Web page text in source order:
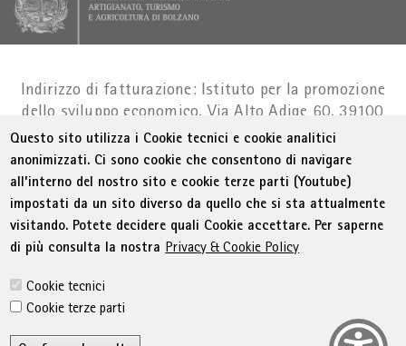
Indirizzo di fatturazione: Istituto per la promozione
dello sviluppo economico, Via Alto Adige 60, 39100
BolzanoPart. IVA 01716880214|administration-
as@bz.legalmail.camcom.it
Menu Footer
© WIFI Colophon Privacy
Condizioni generali
Dichiarazione sull'accessibilità
Sitemap
Amministrazione trasparente
Cookie Policy
Questo sito utilizza i Cookie tecnici e cookie analitici
anonimizzati. Ci sono cookie che consentono di navigare
all’interno del nostro sito e cookie terze parti (Youtube)
impostati da un sito diverso da quello che si sta attualmente
visitando. Potete decidere quali Cookie accettare. Per saperne
di più consulta la nostra Privacy & Cookie Policy
Cookie tecnici
Cookie terze parti